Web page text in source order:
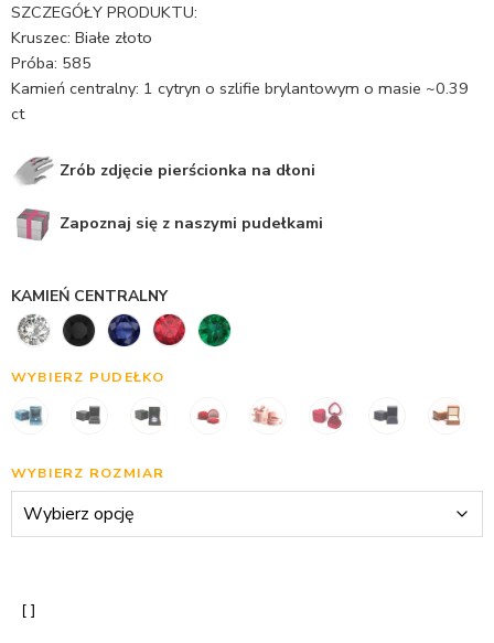
ocen
klientów
SZCZEGÓŁY PRODUKTU:
Kruszec: Białe złoto
Próba: 585
Kamień centralny: 1 cytryn o szlifie brylantowym o masie ~0.39
ct
Zrób zdjęcie pierścionka na dłoni
Zapoznaj się z naszymi pudełkami
KAMIEŃ CENTRALNY
WYBIERZ PUDEŁKO
WYBIERZ ROZMIAR